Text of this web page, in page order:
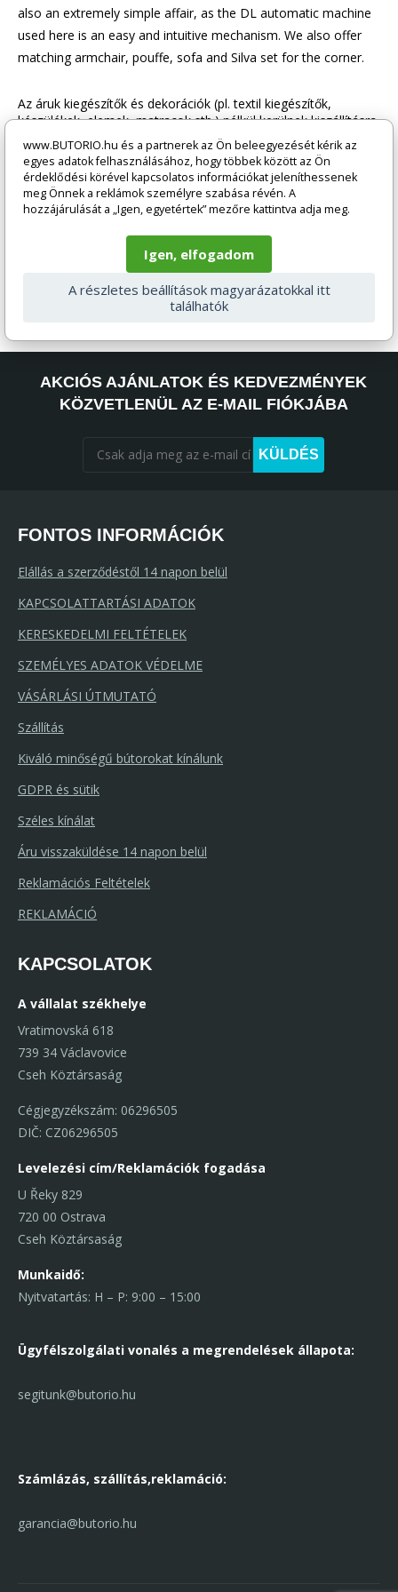
also an extremely simple affair, as the DL automatic machine
used here is an easy and intuitive mechanism. We also offer
matching armchair, pouffe, sofa and Silva set for the corner.
Az áruk kiegészítők és dekorációk (pl. textil kiegészítők,
készülékek, elemek, matracok stb.) nélkül kerülnek kiszállításra,
így azok nem részei az árnak. Hacsak másképp nincs
feltüntetve. Az áruk általában szétszerelt állapotban kerülnek
kiszállításra, az áru jellegétől függően. A fotók illusztrációk is
lehetnek, és a termék színe a monitor beállításai és az
elektronikus formára való átalakítás miatt eltérhet a
valóságtól. Bármilyen kérdés esetén kérjük, vegye fel a
kapcsolatot ügyfélszolgálatunkkal a segitunk@butorio.hu
AKCIÓS AJÁNLATOK ÉS KEDVEZMÉNYEK
KÖZVETLENÜL AZ E-MAIL FIÓKJÁBA
KÜLDÉS
FONTOS INFORMÁCIÓK
Elállás a szerződéstől 14 napon belül
KAPCSOLATTARTÁSI ADATOK
KERESKEDELMI FELTÉTELEK
SZEMÉLYES ADATOK VÉDELME
VÁSÁRLÁSI ÚTMUTATÓ
Szállítás
Kiváló minőségű bútorokat kínálunk
GDPR és sütik
Széles kínálat
Áru visszaküldése 14 napon belül
Reklamációs Feltételek
REKLAMÁCIÓ
KAPCSOLATOK
A vállalat székhelye
Vratimovská 618
739 34 Václavovice
Cseh Köztársaság
Cégjegyzékszám: 06296505
DIČ: CZ06296505
Levelezési cím/Reklamációk fogadása
U Řeky 829
720 00 Ostrava
Cseh Köztársaság
Munkaidő:
Nyitvatartás: H – P: 9:00 – 15:00
Ügyfélszolgálati vonalés a megrendelések állapota:
segitunk@butorio.hu
Számlázás, szállítás,reklamáció:
garancia@butorio.hu
www.BUTORIO.hu és a partnerek az Ön beleegyezését kérik az
egyes adatok felhasználásához, hogy többek között az Ön
érdeklődési körével kapcsolatos információkat jeleníthessenek
meg Önnek a reklámok személyre szabása révén. A
hozzájárulását a „Igen, egyetértek” mezőre kattintva adja meg.
Igen, elfogadom
A részletes beállítások magyarázatokkal itt
találhatók